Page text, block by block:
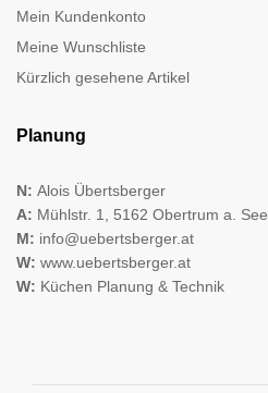
Mein Kundenkonto
Meine Wunschliste
Kürzlich gesehene Artikel
Planung
N: Alois Übertsberger
A: Mühlstr. 1, 5162 Obertrum a. See
M: info@uebertsberger.at
W: www.uebertsberger.at
W: Küchen Planung & Technik